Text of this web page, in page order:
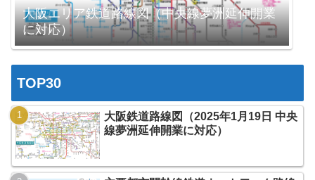
大阪エリア鉄道路線図（中央線夢洲延伸開業
に対応）
TOP30
大阪鉄道路線図（2025年1月19日 中央
線夢洲延伸開業に対応）